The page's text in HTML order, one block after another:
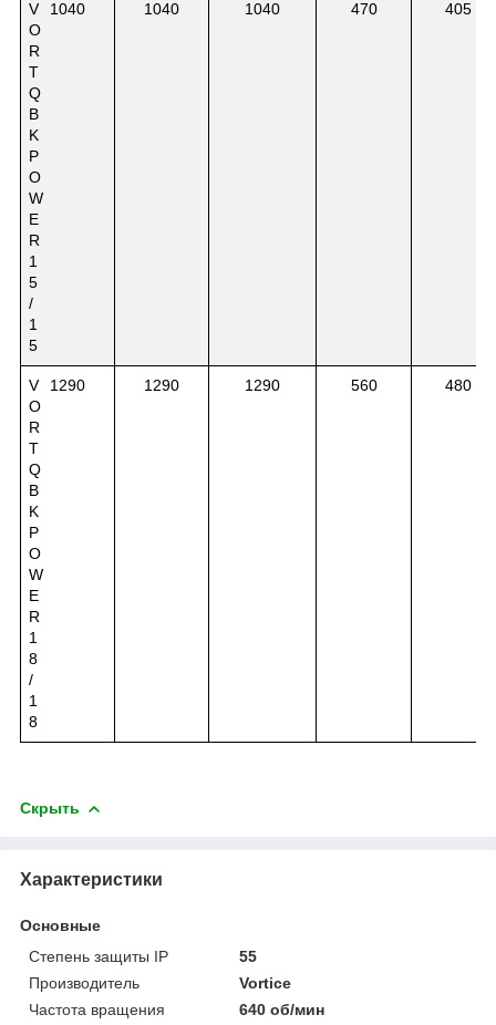
V
O
R
T
Q
B
K
P
O
W
E
R
1
5
/
1
5
1040 1040 1040 470 405
V
O
R
T
Q
B
K
P
O
W
E
R
1
8
/
1
8
1290 1290 1290 560 480
Скрыть
Характеристики
Основные
Степень защиты IP
55
Производитель
Vortice
Частота вращения
640 об/мин